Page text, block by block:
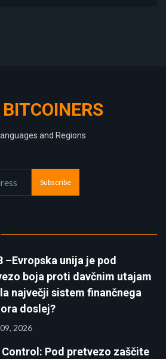
and Regions
Subscribe
–Evropska unija je pod
boja proti davčnim utajam
največji sistem finančnega
doslej?
2026
Control: Pod pretvezo zaščite